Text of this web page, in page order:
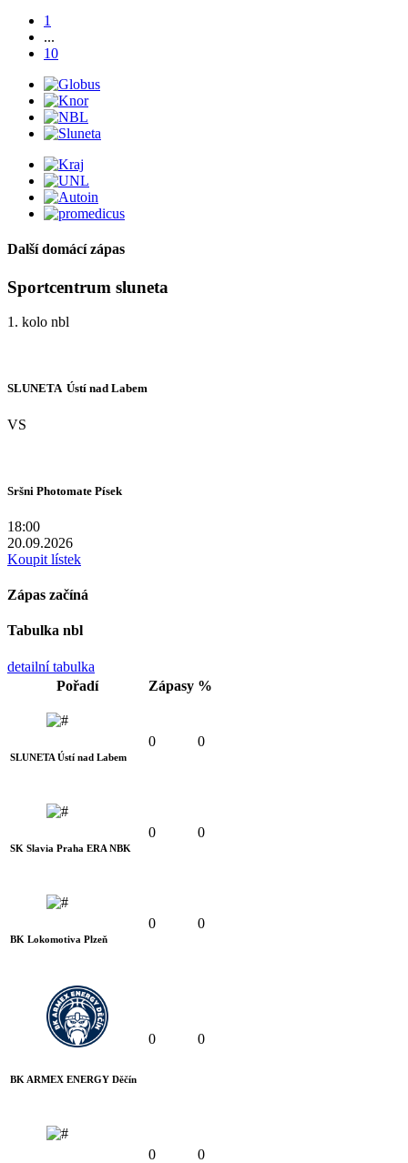
1
...
10
Další domácí zápas
Sportcentrum sluneta
1. kolo nbl
SLUNETA  Ústí nad Labem
VS
Sršni Photomate Písek
18:00
20.09.2026
Koupit lístek
Zápas začíná
Tabulka nbl
detailní tabulka
Pořadí
Zápasy %
SLUNETA Ústí nad Labem
0 0
SK Slavia Praha ERA NBK
0 0
BK Lokomotiva Plzeň
0 0
BK ARMEX ENERGY Děčín
0 0
0 0